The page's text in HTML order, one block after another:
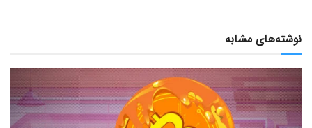
نوشته‌های مشابه